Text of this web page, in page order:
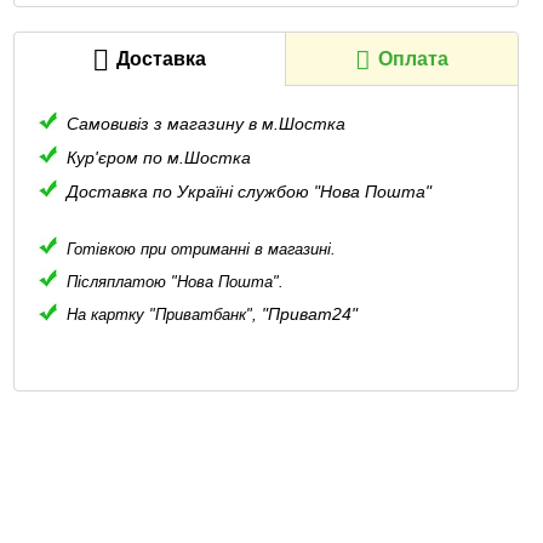
Доставка Оплата
Самовивіз з магазину в м.Шостка
Кур'єром по м.Шостка
Доставка по Україні службою "Нова Пошта"
Готівкою при отриманні в магазині.
Післяплатою "Нова Пошта".
На картку "Приватбанк", "Приват24"